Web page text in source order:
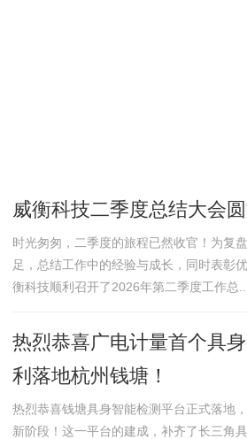
威衡科技二季度总结大会
时光匆匆，二季度的旅程已然收官！为复
足，总结工作中的经验与成长，同时表彰
衡科技顺利召开了2026年第二季度工作总...
热烈恭喜广电计量首个具
利落地杭州钱塘！
热烈恭喜钱塘具身智能检测平台正式落地
新阶段！这一平台的建成，补齐了长三角